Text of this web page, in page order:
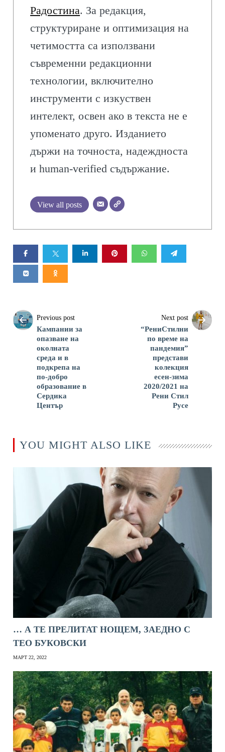
Радостина. За редакция,
структуриране и оптимизация на
четимостта са използвани
съвременни редакционни
технологии, включително
инструменти с изкуствен
интелект, освен ако в текста не е
упоменато друго. Изданието
държи на точноста, надеждноста
и human-verified съдържание.
View all posts
Previous post
Кампании за
опазване на
околната
среда и в
подкрепа на
по-добро
образование в
Сердика
Център
Next post
“РениСтилни
по време на
пандемия”
представи
колекция
есен-зима
2020/2021 на
Рени Стил
Русе
YOU MIGHT ALSO LIKE
… А ТЕ ПРЕЛИТАТ НОЩЕМ, ЗАЕДНО С
ТЕО БУКОВСКИ
МАРТ 22, 2022